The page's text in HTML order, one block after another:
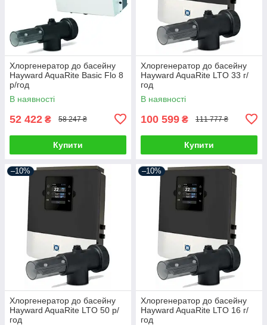
Хлоргенератор до басейну
Hayward AquaRite Basic Flo 8
р/год
В наявності
52 422 ₴ 58 247 ₴
Купити
Хлоргенератор до басейну
Hayward AquaRite LTO 33 г/
год
В наявності
100 599 ₴ 111 777 ₴
Купити
–10%
Хлоргенератор до басейну
Hayward AquaRite LTO 50 р/
год
–10%
Хлоргенератор до басейну
Hayward AquaRite LTO 16 г/
год